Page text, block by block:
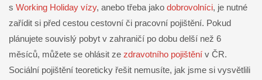
s Working Holiday vízy, anebo třeba jako dobrovolníci, je nutné
zařídit si před cestou cestovní či pracovní pojištění. Pokud
plánujete souvislý pobyt v zahraničí po dobu delší než 6
měsíců, můžete se ohlásit ze zdravotního pojištění v ČR.
Sociální pojištění teoreticky řešit nemusíte, jak jsme si vysvětlili